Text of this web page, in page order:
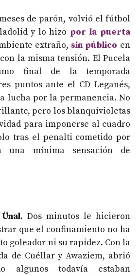
de parón, volvió el fútbol
y lo hizo por la puerta
extraño, sin público en
la misma tensión. El Pucela
final de la temporada
puntos ante el CD Leganés,
lucha por la permanencia. No
pero los blanquivioletas
para imponerse al cuadro
tras el penalti cometido por
una mínima sensación de
Dos minutos le hicieron
que el confinamiento no ha
goleador ni su rapidez. Con la
de Cuéllar y Awaziem, abrió
algunos todavía estaban